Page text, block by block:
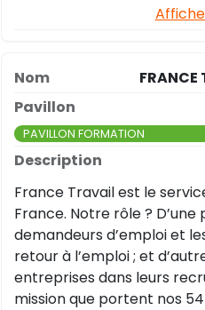
travaillent aux côtés de
auprès de particuliers qui
œuvre du bois à la Réunion.
FRANCE
PAVILLON FORMATION
France Travail est le
France. Notre rôle ?
demandeurs d’emploi et
retour à l’emploi ; et
entreprises dans leurs
mission que portent nos 54